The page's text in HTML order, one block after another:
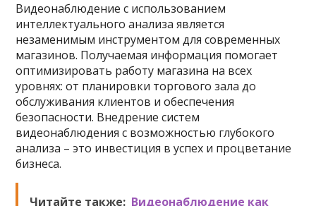
Видеонаблюдение с использованием
интеллектуального анализа является
незаменимым инструментом для современных
магазинов. Получаемая информация помогает
оптимизировать работу магазина на всех
уровнях: от планировки торгового зала до
обслуживания клиентов и обеспечения
безопасности. Внедрение систем
видеонаблюдения с возможностью глубокого
анализа – это инвестиция в успех и процветание
бизнеса.
Читайте также: Видеонаблюдение как